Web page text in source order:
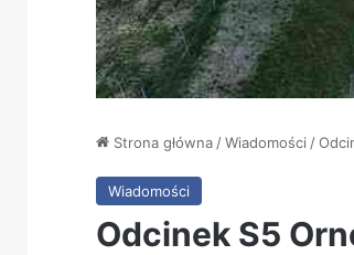
Strona główna /Wiadomości /
Wiadomości
Odcinek S5